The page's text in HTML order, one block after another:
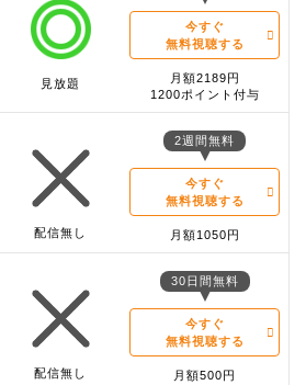
見放題
今すぐ
無料視聴する
月額2189円
1200ポイント付与
配信無し
2週間無料
今すぐ
無料視聴する
月額1050円
配信無し
30日間無料
今すぐ
無料視聴する
月額500円